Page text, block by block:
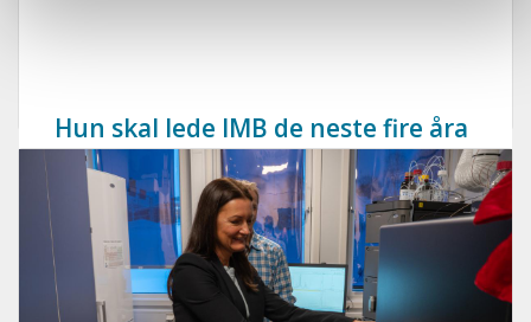
Hun skal lede IMB de neste fire åra
Vivian Berg overtar etter Eva Sjøttem 1. august.